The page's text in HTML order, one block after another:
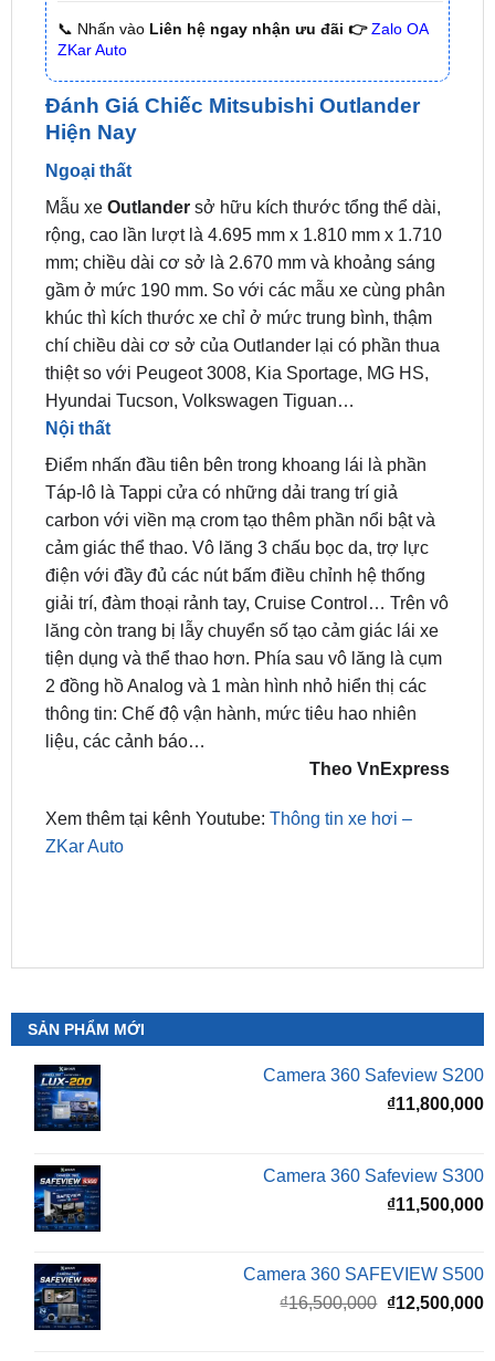
Đánh Giá Chiếc Mitsubishi Outlander
Hiện Nay
Ngoại thất
Outlander
rộng, cao lần lượt là 4.695 mm x 1.810 mm x 1.710
mm; chiều dài cơ sở là 2.670 mm và khoảng sáng
gầm ở mức 190 mm. So với các mẫu xe cùng phân
khúc thì kích thước xe chỉ ở mức trung bình, thậm
chí chiều dài cơ sở của Outlander lại có phần thua
thiệt so với Peugeot 3008, Kia Sportage, MG HS,
Hyundai Tucson, Volkswagen Tiguan…
Nội thất
Điểm nhấn đầu tiên bên trong khoang lái là phần
Táp-lô là Tappi cửa có những dải trang trí giả
carbon với viền mạ crom tạo thêm phần nổi bật và
cảm giác thể thao. Vô lăng 3 chấu bọc da, trợ lực
điện với đầy đủ các nút bấm điều chỉnh hệ thống
giải trí, đàm thoại rảnh tay, Cruise Control… Trên vô
lăng còn trang bị lẫy chuyển số tạo cảm giác lái xe
tiện dụng và thể thao hơn. Phía sau vô lăng là cụm
2 đồng hồ Analog và 1 màn hình nhỏ hiển thị các
thông tin: Chế độ vận hành, mức tiêu hao nhiên
liệu, các cảnh báo…
Theo VnExpress
Thông tin xe hơi –
SẢN PHẨM MỚI
Camera 360 Safeview S200
₫11,800,000
Camera 360 Safeview S300
Camera 360 SAFEVIEW S500
gốc
là:
₫16,500,000.
Màn Hình Android TMAS 10.33 Inch Cho